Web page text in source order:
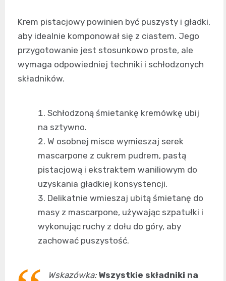
Krem pistacjowy powinien być puszysty i gładki,
aby idealnie komponował się z ciastem. Jego
przygotowanie jest stosunkowo proste, ale
wymaga odpowiedniej techniki i schłodzonych
składników.
Schłodzoną śmietankę kremówkę ubij
na sztywno.
W osobnej misce wymieszaj serek
mascarpone z cukrem pudrem, pastą
pistacjową i ekstraktem waniliowym do
uzyskania gładkiej konsystencji.
Delikatnie wmieszaj ubitą śmietanę do
masy z mascarpone, używając szpatułki i
wykonując ruchy z dołu do góry, aby
zachować puszystość.
Wskazówka: Wszystkie składniki na